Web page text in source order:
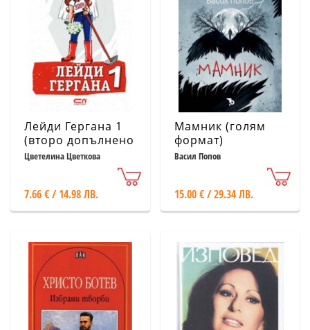
Лейди Гергана 1
(второ допълнено
издание)
Цветелина Цветкова
7.66 € / 14.98 ЛВ.
Мамник (голям
формат)
Васил Попов
15.00 € / 29.34 ЛВ.